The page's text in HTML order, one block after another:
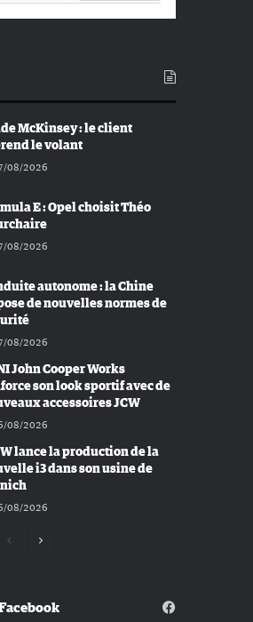
McKinsey : le client
le volant
08/2026
E : Opel choisit Théo
08/2026
autonome : la Chine
de nouvelles normes de
08/2026
John Cooper Works
son look sportif avec de
accessoires JCW
08/2026
lance la production de la
i3 dans son usine de
08/2026
Page